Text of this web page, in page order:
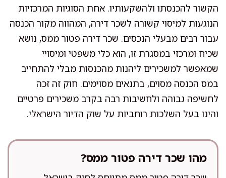
הקשור להכנסתו ולהשקעותיו. אחת הסוגיות המרכזיות
הנוגעות למיסוי קשורה לשכר דירה, המהווה מקור הכנסה
עבור רבים מבעלי הנכסים. שכר דירה פטור ממס, נושא
שכיח ומרכזי במסגרת זו, הוא כלי משפטי ומיסויי
שמאפשר למשכירים ליהנות מהכנסות מבלי להתחייב
במס הכנסה מסוים, בתנאים מסוימים. חוק זה זכה
לחשיפה גבוהה ולחשיבות רבה בקרב משכירים פרטיים
והינו בעל השלכות רוחביות על שוק הדיור הישראלי.
מהו שכר דירה פטור ממס?